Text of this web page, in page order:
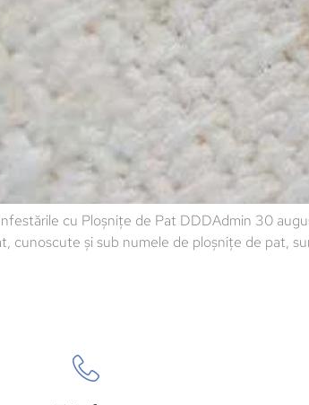
cu Ploșnițe de Pat DDDAdmin 30
și sub numele de ploșnițe de pat,